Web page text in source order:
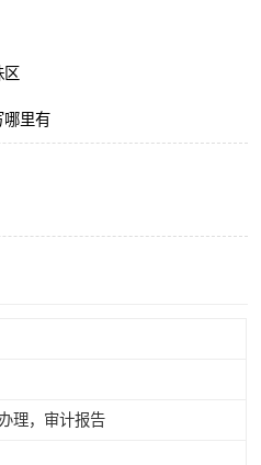
区
哪里有
理，审计报告